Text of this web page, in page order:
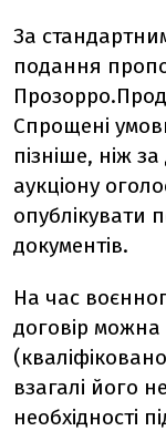
За
подання
Спрощені
пізніше, ніж
аукціону
опублікувати
документів.
На час
договір
взагалі його
необхідності